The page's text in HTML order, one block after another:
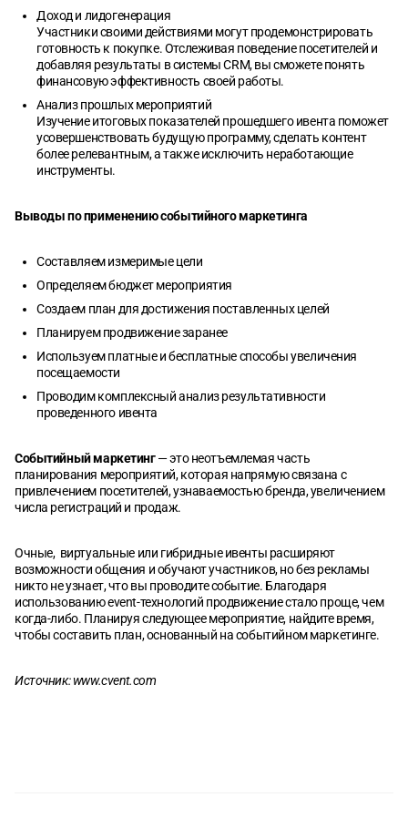
Доход и лидогенерация
Участники своими действиями могут продемонстрировать
готовность к покупке. Отслеживая поведение посетителей и
добавляя результаты в системы CRM, вы сможете понять
финансовую эффективность своей работы.
Анализ прошлых мероприятий
Изучение итоговых показателей прошедшего ивента поможет
усовершенствовать будущую программу, сделать контент
более релевантным, а также исключить неработающие
инструменты.
Выводы по применению событийного маркетинга
Составляем измеримые цели
Определяем бюджет мероприятия
Создаем план для достижения поставленных целей
Планируем продвижение заранее
Используем платные и бесплатные способы увеличения
посещаемости
Проводим комплексный анализ результативности
проведенного ивента
Событийный маркетинг— это неотъемлемая часть
планирования мероприятий, которая напрямую связана с
привлечением посетителей, узнаваемостью бренда, увеличением
числа регистраций и продаж.
Очные, виртуальные или гибридные ивенты расширяют
возможности общения и обучают участников, но без рекламы
никто не узнает, что вы проводите событие. Благодаря
использованию event-технологий продвижение стало проще, чем
когда-либо. Планируя следующее мероприятие, найдите время,
чтобы составить план, основанный на событийном маркетинге.
Источник:www.cvent.com